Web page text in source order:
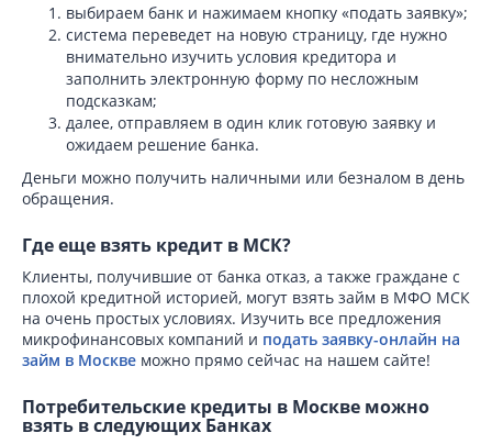
выбираем банк и нажимаем кнопку «подать заявку»;
система переведет на новую страницу, где нужно
внимательно изучить условия кредитора и
заполнить электронную форму по несложным
подсказкам;
далее, отправляем в один клик готовую заявку и
ожидаем решение банка.
Деньги можно получить наличными или безналом в день
обращения.
Где еще взять кредит в МСК?
Клиенты, получившие от банка отказ, а также граждане с
плохой кредитной историей, могут взять займ в МФО МСК
на очень простых условиях. Изучить все предложения
микрофинансовых компаний и подать заявку-онлайн на
займ в Москве можно прямо сейчас на нашем сайте!
Потребительские кредиты в Москве можно
взять в следующих Банках